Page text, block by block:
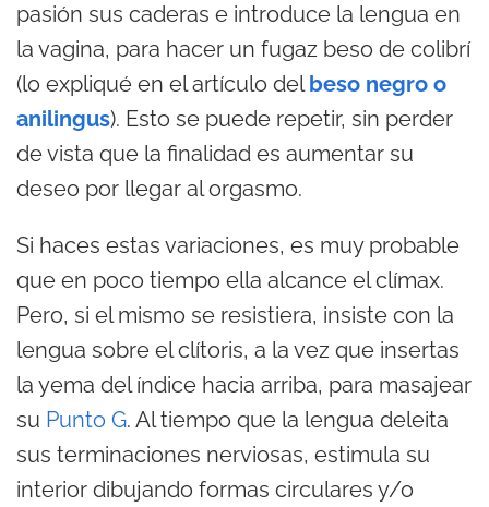
pasión sus caderas e introduce la lengua en
la vagina, para hacer un fugaz beso de colibrí
(lo expliqué en el artículo delbeso negro o
anilingus). Esto se puede repetir, sin perder
de vista que la finalidad es aumentar su
deseo por llegar al orgasmo.
Si haces estas variaciones, es muy probable
que en poco tiempo ella alcance el clímax.
Pero, si el mismo se resistiera, insiste con la
lengua sobre el clítoris, a la vez que insertas
la yema del índice hacia arriba, para masajear
su Punto G. Al tiempo que la lengua deleita
sus terminaciones nerviosas, estimula su
interior dibujando formas circulares y/o